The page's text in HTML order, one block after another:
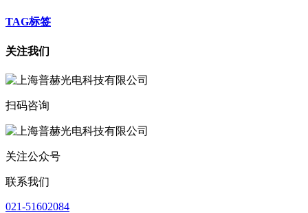
TAG标签
关注我们
扫码咨询
关注公众号
联系我们
021-51602084